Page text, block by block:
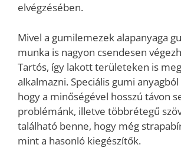
elvégzésében.
Mivel a gumilemezek alapanyaga
munka is nagyon csendesen
Tartós, így lakott területeken is
alkalmazni. Speciális gumi
hogy a minőségével hosszú távon
problémánk, illetve többrétegű
található benne, hogy még
mint a hasonló kiegészítők.